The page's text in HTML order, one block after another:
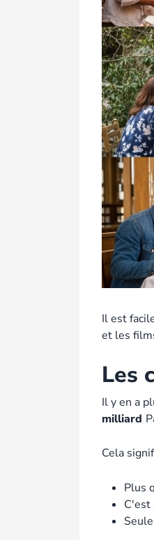
Il est
et les
Les
Il y en a
milliard
Cela
Plus
C'est